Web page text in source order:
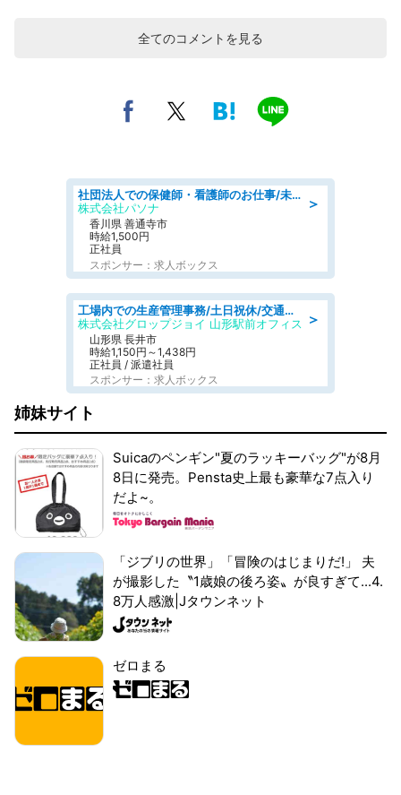
全てのコメントを見る
＞
社団法人での保健師・看護師のお仕事/未経験OK/要資格:普通免許、保健師、正看護師
株式会社パソナ
香川県 善通寺市
時給1,500円
正社員
スポンサー：求人ボックス
＞
工場内での生産管理事務/土日祝休/交通費支給
株式会社グロップジョイ 山形駅前オフィス
山形県 長井市
時給1,150円～1,438円
正社員 / 派遣社員
スポンサー：求人ボックス
姉妹サイト
Suicaのペンギン"夏のラッキーバッグ"が8月
8日に発売。Pensta史上最も豪華な7点入り
だよ~。
「ジブリの世界」「冒険のはじまりだ!」 夫
が撮影した〝1歳娘の後ろ姿〟が良すぎて...4.
8万人感激|Jタウンネット
ゼロまる